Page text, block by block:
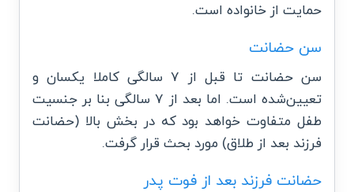
حمایت از خانواده است.
سن حضانت
سن حضانت تا قبل از ۷ سالگی کاملا یکسان و
تعیین‌شده است. اما بعد از ۷ سالگی بنا بر جنسیت
طفل متفاوت خواهد بود که در بخش بالا (حضانت
فرزند بعد از طلاق) مورد بحث قرار گرفت.
حضانت فرزند بعد از فوت پدر